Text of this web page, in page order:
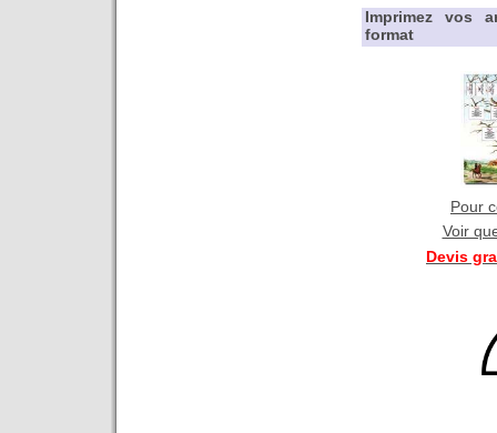
Imprimez vos
format
Pour
Voir
Devis